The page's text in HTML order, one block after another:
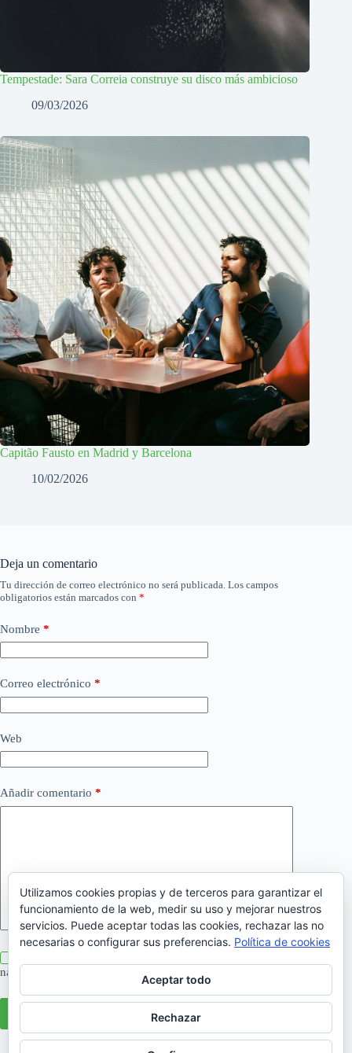
Tempestade: Sara Correia construye su disco más ambicioso
09/03/2026
Capitão Fausto en Madrid y Barcelona
10/02/2026
Deja un comentario
Tu dirección de correo electrónico no será publicada. Los campos
obligatorios están marcados con *
Nombre *
Correo electrónico *
Web
Añadir comentario *
navegador para la próxima vez que comente.
Utilizamos cookies propias y de terceros para garantizar el
funcionamiento de la web, medir su uso y mejorar nuestros
servicios. Puede aceptar todas las cookies, rechazar las no
necesarias o configurar sus preferencias. Política de cookies
Aceptar todo
Rechazar